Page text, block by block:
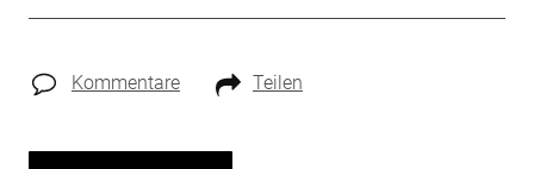
Kommentare Teilen